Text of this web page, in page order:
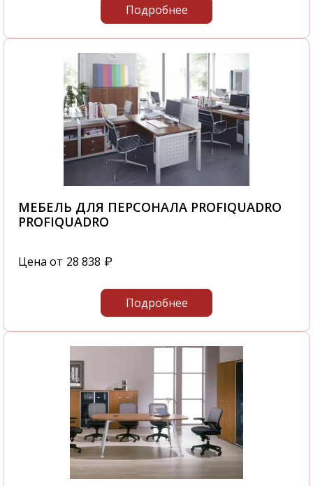
Подробнее
МЕБЕЛЬ ДЛЯ ПЕРСОНАЛА PROFIQUADRO
PROFIQUADRO
Цена от 28 838 ₽
Подробнее